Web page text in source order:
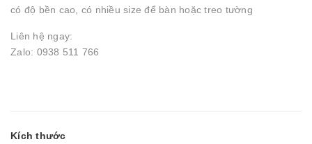
có độ bền cao, có nhiều size để bàn hoặc treo tường
Liên hệ ngay:
Zalo: 0938 511 766
Kích thước